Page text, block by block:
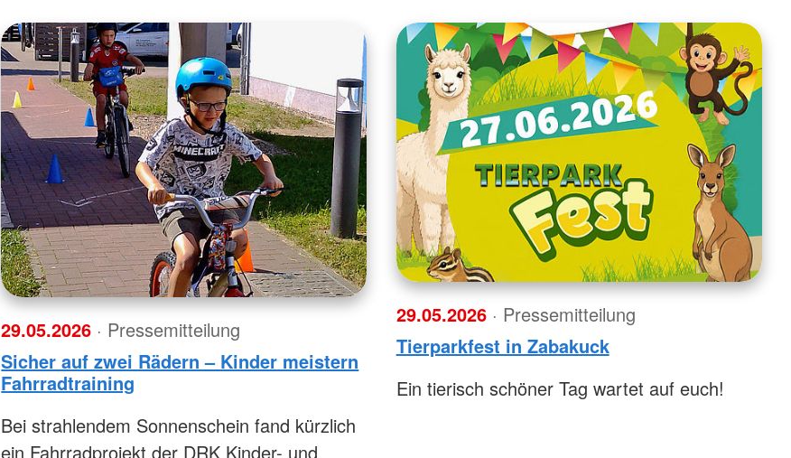
29.05.2026 · Pressemitteilung
Sicher auf zwei Rädern – Kinder meistern
Fahrradtraining
Bei strahlendem Sonnenschein fand kürzlich
ein Fahrradprojekt der DRK Kinder- und
29.05.2026 · Pressemitteilung
Tierparkfest in Zabakuck
Ein tierisch schöner Tag wartet auf euch!